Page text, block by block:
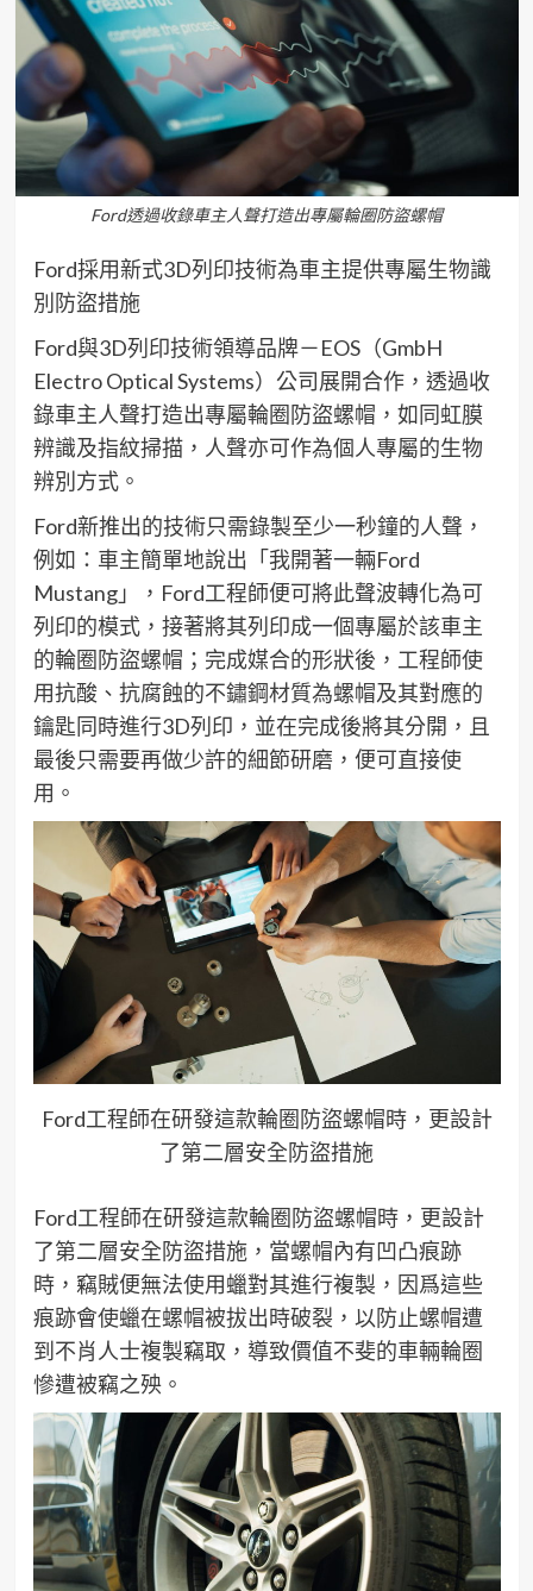
Ford透過收錄車主人聲打造出專屬輪圈防盜螺帽
Ford採用新式3D列印技術為車主提供專屬生物識
別 防盜措施
Ford與3D列印技術領導品牌－EOS（GmbH
Electro Optical Systems）公司展開合作，透過收
錄車主人聲打造出專屬輪圈防盜螺帽 ，如同虹膜
辨識及指紋掃描，人聲亦可作為個人專屬的生物
辨別方式。
Ford新推出的技術只需錄製至少一秒鐘的人聲，
例如 ： 車主簡單地說出 「我開著一輛Ford
Mustang」 ， Ford工程師便可將此聲波轉化為可
列印的模式，接著將其列印成一個專屬於該車主
的輪圈防盜螺帽 ；完成媒合的形狀後，工程師使
用抗酸、抗腐蝕的不鏽鋼材質為螺帽及其對應的
鑰匙同時進行3D列印，並在完成後將其分開， 且
最後只需要再做少許的細節研磨，便可直接使
用 。
Ford工程師在研發這款輪圈防盜螺帽時，更設計
了第二層安全防盜措施
Ford工程師在研發這款輪圈防盜螺帽時，更設計
了第二層安全防盜措施，當螺帽內有凹凸痕跡
時， 竊賊便無法使用蠟對其進行複製 ， 因爲這些
痕跡會使蠟在螺帽被拔出時破裂，以防止螺帽遭
到不肖人士複製竊取， 導致價值不斐的車輛輪圈
慘遭被竊之殃。